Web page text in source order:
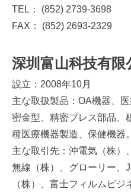
TEL： (852) 2739-3698
FAX： (852) 2693-2329
深圳富山科技有限
設立：2008年10月
主な取扱製品：OA機器、
密金型、精密プレス部品、
種医療機器製造、保健機器。
主な取引先：沖電気（株）
無線（株）、グローリー、
（株）、富士フィルムビジ